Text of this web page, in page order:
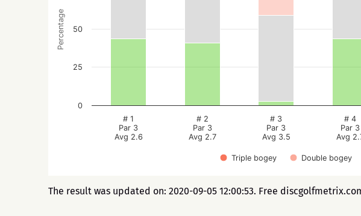
Percentage
Triple bogey Double bogey
# 1
Par 3
Avg 2.6
# 2
Par 3
Avg 2.7
# 3
Par 3
Avg 3.5
# 4
Par 3
Avg
0
25
50
The result was updated on: 2020-09-05 12:00:53. Free